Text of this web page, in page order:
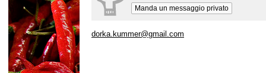
Manda un messaggio privato
dorka.kummer@gmail.com